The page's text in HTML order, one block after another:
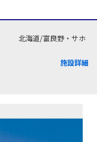
北海道/富良野・サホ
施設詳細